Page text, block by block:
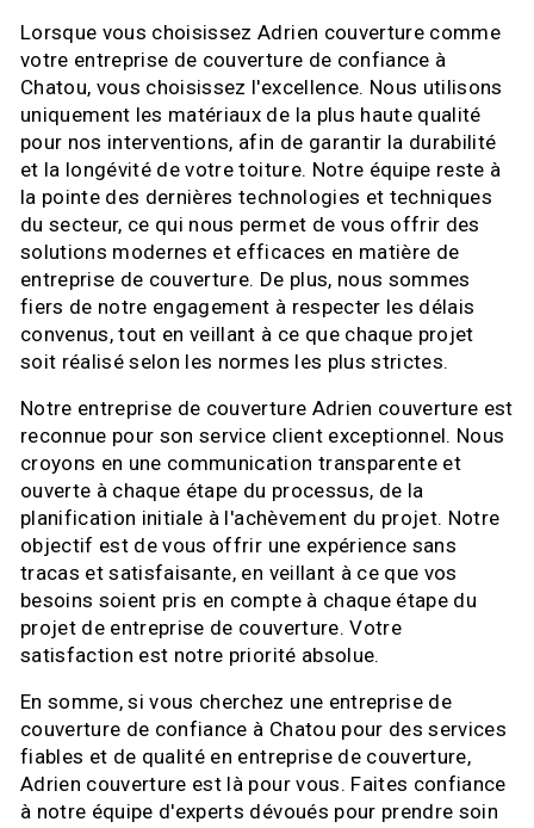
Lorsque vous choisissez Adrien couverture comme
votre entreprise de couverture de confiance à
Chatou, vous choisissez l'excellence. Nous utilisons
uniquement les matériaux de la plus haute qualité
pour nos interventions, afin de garantir la durabilité
et la longévité de votre toiture. Notre équipe reste à
la pointe des dernières technologies et techniques
du secteur, ce qui nous permet de vous offrir des
solutions modernes et efficaces en matière de
entreprise de couverture. De plus, nous sommes
fiers de notre engagement à respecter les délais
convenus, tout en veillant à ce que chaque projet
soit réalisé selon les normes les plus strictes.
Notre entreprise de couverture Adrien couverture est
reconnue pour son service client exceptionnel. Nous
croyons en une communication transparente et
ouverte à chaque étape du processus, de la
planification initiale à l'achèvement du projet. Notre
objectif est de vous offrir une expérience sans
tracas et satisfaisante, en veillant à ce que vos
besoins soient pris en compte à chaque étape du
projet de entreprise de couverture. Votre
satisfaction est notre priorité absolue.
En somme, si vous cherchez une entreprise de
couverture de confiance à Chatou pour des services
fiables et de qualité en entreprise de couverture,
Adrien couverture est là pour vous. Faites confiance
à notre équipe d'experts dévoués pour prendre soin